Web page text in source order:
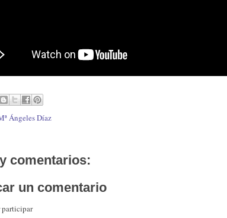
Ángeles Díaz
comentarios:
un comentario
participar